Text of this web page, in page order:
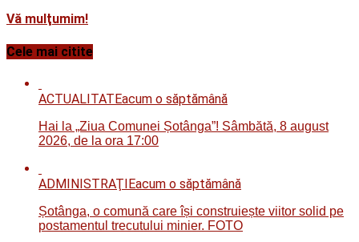
Vă mulţumim!
Cele mai citite
ACTUALITATEacum o săptămână
Hai la „Ziua Comunei Șotânga”! Sâmbătă, 8 august
2026, de la ora 17:00
ADMINISTRAŢIEacum o săptămână
Șotânga, o comună care își construiește viitor solid pe
postamentul trecutului minier. FOTO